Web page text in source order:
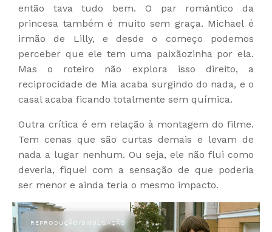
então tava tudo bem. O par romântico da
princesa também é muito sem graça. Michael é
irmão de Lilly, e desde o começo podemos
perceber que ele tem uma paixãozinha por ela.
Mas o roteiro não explora isso direito, a
reciprocidade de Mia acaba surgindo do nada, e o
casal acaba ficando totalmente sem química.
Outra crítica é em relação à montagem do filme.
Tem cenas que são curtas demais e levam de
nada a lugar nenhum. Ou seja, ele não flui como
deveria, fiquei com a sensação de que poderia
ser menor e ainda teria o mesmo impacto.